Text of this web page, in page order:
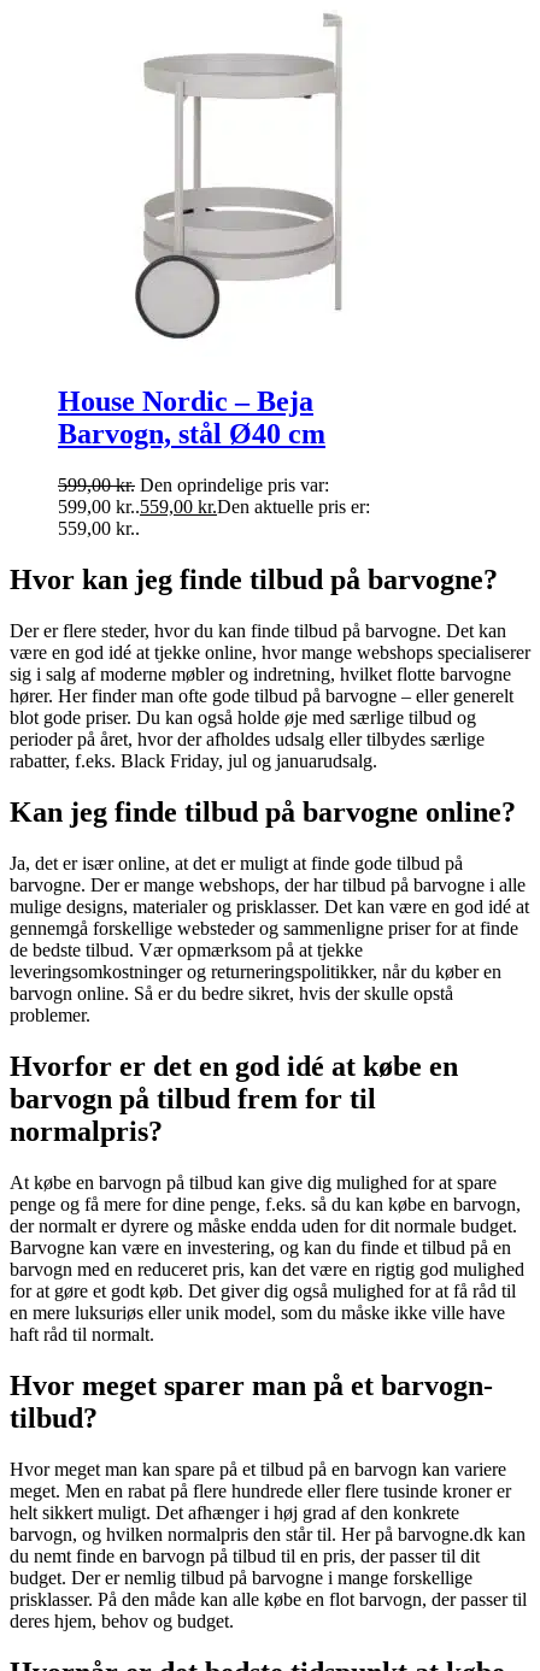
House Nordic – Beja
Barvogn, stål Ø40 cm
599,00kr. Den oprindelige pris var:
599,00 kr..559,00 kr.Den aktuelle pris er:
559,00 kr..
Hvor kan jeg finde tilbud på barvogne?
Der er flere steder, hvor du kan finde tilbud på barvogne. Det kan
være en god idé at tjekke online, hvor mange webshops specialiserer
sig i salg af moderne møbler og indretning, hvilket flotte barvogne
hører. Her finder man ofte gode tilbud på barvogne – eller generelt
blot gode priser. Du kan også holde øje med særlige tilbud og
perioder på året, hvor der afholdes udsalg eller tilbydes særlige
rabatter, f.eks. Black Friday, jul og januarudsalg.
Kan jeg finde tilbud på barvogne online?
Ja, det er især online, at det er muligt at finde gode tilbud på
barvogne. Der er mange webshops, der har tilbud på barvogne i alle
mulige designs, materialer og prisklasser. Det kan være en god idé at
gennemgå forskellige websteder og sammenligne priser for at finde
de bedste tilbud. Vær opmærksom på at tjekke
leveringsomkostninger og returneringspolitikker, når du køber en
barvogn online. Så er du bedre sikret, hvis der skulle opstå
problemer.
Hvorfor er det en god idé at købe en
barvogn på tilbud frem for til
normalpris?
At købe en barvogn på tilbud kan give dig mulighed for at spare
penge og få mere for dine penge, f.eks. så du kan købe en barvogn,
der normalt er dyrere og måske endda uden for dit normale budget.
Barvogne kan være en investering, og kan du finde et tilbud på en
barvogn med en reduceret pris, kan det være en rigtig god mulighed
for at gøre et godt køb. Det giver dig også mulighed for at få råd til
en mere luksuriøs eller unik model, som du måske ikke ville have
haft råd til normalt.
Hvor meget sparer man på et barvogn-
tilbud?
Hvor meget man kan spare på et tilbud på en barvogn kan variere
meget. Men en rabat på flere hundrede eller flere tusinde kroner er
helt sikkert muligt. Det afhænger i høj grad af den konkrete
barvogn, og hvilken normalpris den står til. Her på barvogne.dk kan
du nemt finde en barvogn på tilbud til en pris, der passer til dit
budget. Der er nemlig tilbud på barvogne i mange forskellige
prisklasser. På den måde kan alle købe en flot barvogn, der passer til
deres hjem, behov og budget.